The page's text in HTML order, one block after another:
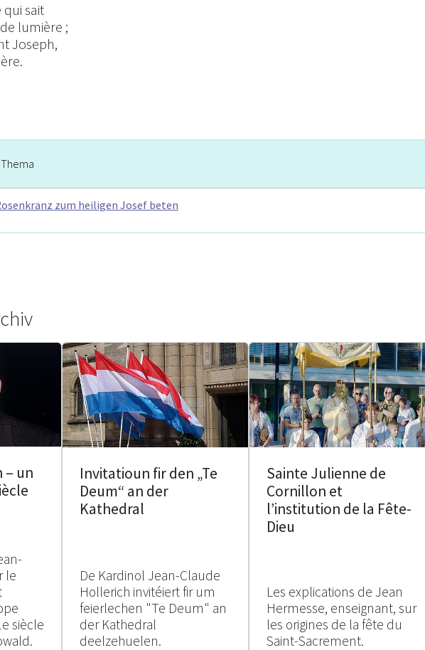
sait
lumière ;
Joseph,
zum heiligen Josef beten
– un
le
siècle
Invitatioun fir den „Te
Deum“ an der
Kathedral
De Kardinol Jean-Claude
Hollerich invitéiert fir um
feierlechen "Te Deum" an
der Kathedral
deelzehuelen.
Sainte Julienne de
Cornillon et
l’institution de la Fête-
Dieu
Les explications de Jean
Hermesse, enseignant, sur
les origines de la fête du
Saint-Sacrement.